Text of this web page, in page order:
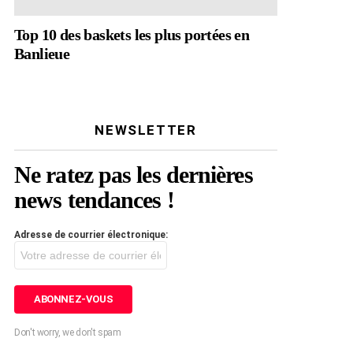
Top 10 des baskets les plus portées en
Banlieue
NEWSLETTER
Ne ratez pas les dernières
news tendances !
Adresse de courrier électronique:
Don't worry, we don't spam